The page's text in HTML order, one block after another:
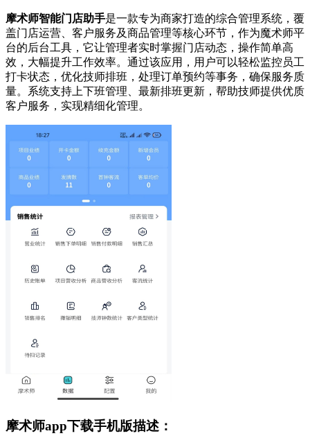
摩术师智能门店助手是一款专为商家打造的综合管理系统，覆
盖门店运营、客户服务及商品管理等核心环节，作为魔术师平
台的后台工具，它让管理者实时掌握门店动态，操作简单高
效，大幅提升工作效率。通过该应用，用户可以轻松监控员工
打卡状态，优化技师排班，处理订单预约等事务，确保服务质
量。系统支持上下班管理、最新排班更新，帮助技师提供优质
客户服务，实现精细化管理。
摩术师app下载手机版描述：